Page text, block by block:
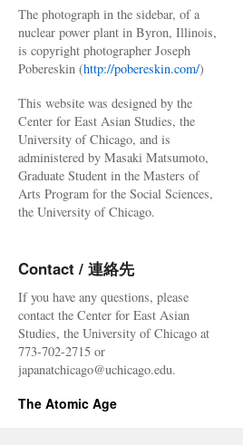
The photograph in the sidebar, of a
nuclear power plant in Byron, Illinois,
is copyright photographer Joseph
Pobereskin (http://pobereskin.com/)
This website was designed by the
Center for East Asian Studies, the
University of Chicago, and is
administered by Masaki Matsumoto,
Graduate Student in the Masters of
Arts Program for the Social Sciences,
the University of Chicago.
Contact / 連絡先
If you have any questions, please
contact the Center for East Asian
Studies, the University of Chicago at
773-702-2715 or
japanatchicago@uchicago.edu.
The Atomic Age